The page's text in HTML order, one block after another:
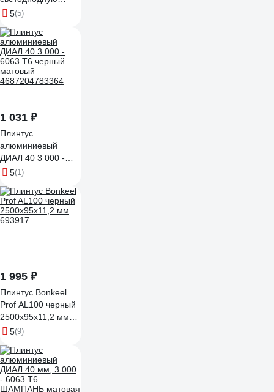
ленту РУССКИЙ
60мм led 2.5м,
анодированный,
черный, матовый, в
комплекте
рассеиватель 1шт.
5(5)
1 031 ₽
Плинтус
алюминиевый
ДИАЛ 40 3 000 -
6063 Т6 черный
4687204783364
5(1)
1 995 ₽
Плинтус Bonkeel
Prof AL100 черный
2500х95х11,2 мм
693917
5(9)